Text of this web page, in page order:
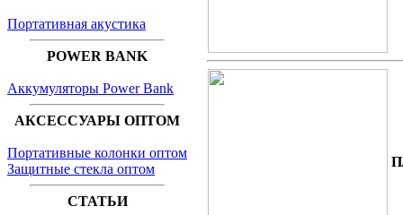
Портативная акустика
POWER BANK
Аккумуляторы Power Bank
АКСЕССУАРЫ ОПТОМ
Портативные колонки оптом
Защитные стекла оптом
СТАТЬИ